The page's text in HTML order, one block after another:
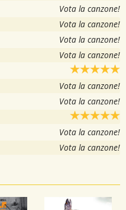
Vota la canzone!
Vota la canzone!
Vota la canzone!
Vota la canzone!
Vota la canzone!
Vota la canzone!
Vota la canzone!
Vota la canzone!